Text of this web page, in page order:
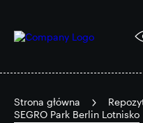
Strona główna
SEGRO Park Berlin Lotnisko